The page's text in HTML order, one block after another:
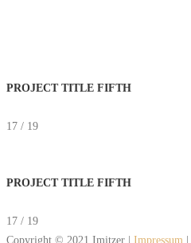
PROJECT TITLE FIFTH
17 / 19
PROJECT TITLE FIFTH
17 / 19
Copyright © 2021 Imitzer | Impressum |